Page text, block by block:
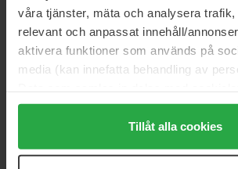
våra tjänster, mäta och analysera
relevant och anpassat innehåll/
aktivera funktioner som används på
media (kan innefatta behandling av
Genom att trycka på "Tillåt alla
alla cookies, medan du under "Detaljer"
användningen av cookies. Du kan när
Tillåt alla cookies
skrzynki? Będziemy wysyłać Ci najnowsze
BEZPIECZNA PŁATNOŚĆ